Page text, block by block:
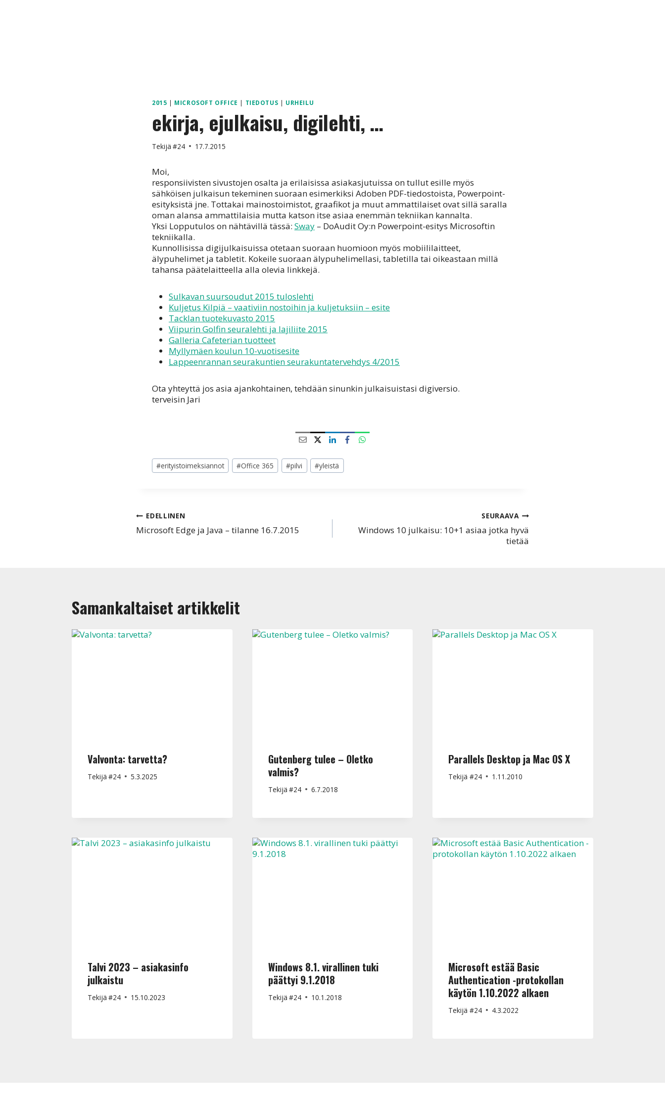
2015 | MICROSOFT OFFICE | TIEDOTUS | URHEILU
ekirja, ejulkaisu, digilehti, …
Tekijä #24 17.7.2015
Moi,
responsiivisten sivustojen osalta ja erilaisissa asiakasjutuissa on tullut esille myös
sähköisen julkaisun tekeminen suoraan esimerkiksi Adoben PDF-tiedostoista, Powerpoint-
esityksistä jne. Tottakai mainostoimistot, graafikot ja muut ammattilaiset ovat sillä saralla
oman alansa ammattilaisia mutta katson itse asiaa enemmän tekniikan kannalta.
Yksi Lopputulos on nähtävillä tässä: Sway – DoAudit Oy:n Powerpoint-esitys Microsoftin
tekniikalla.
Kunnollisissa digijulkaisuissa otetaan suoraan huomioon myös mobiililaitteet,
älypuhelimet ja tabletit. Kokeile suoraan älypuhelimellasi, tabletilla tai oikeastaan millä
tahansa päätelaitteella alla olevia linkkejä.
Sulkavan suursoudut 2015 tuloslehti
Kuljetus Kilpiä – vaativiin nostoihin ja kuljetuksiin – esite
Tacklan tuotekuvasto 2015
Viipurin Golfin seuralehti ja lajiliite 2015
Galleria Cafeterian tuotteet
Myllymäen koulun 10-vuotisesite
Lappeenrannan seurakuntien seurakuntatervehdys 4/2015
Ota yhteyttä jos asia ajankohtainen, tehdään sinunkin julkaisuistasi digiversio.
terveisin Jari
Avainsanat:
#erityistoimeksiannot #Office 365 #pilvi #yleistä
Artikkelien
selaus
EDELLINEN
Microsoft Edge ja Java – tilanne 16.7.2015
SEURAAVA
Windows 10 julkaisu: 10+1 asiaa jotka hyvä
tietää
Samankaltaiset artikkelit
Valvonta: tarvetta?
Tekijä #24 5.3.2025
Gutenberg tulee – Oletko
valmis?
Tekijä #24 6.7.2018
Parallels Desktop ja Mac OS X
Tekijä #24 1.11.2010
Talvi 2023 – asiakasinfo
julkaistu
Tekijä #24 15.10.2023
Windows 8.1. virallinen tuki
päättyi 9.1.2018
Tekijä #24 10.1.2018
Microsoft estää Basic
Authentication -protokollan
käytön 1.10.2022 alkaen
Tekijä #24 4.3.2022